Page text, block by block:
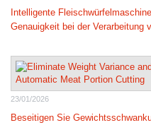
Intelligente
Genauigkeit bei der Verarbeitung
23/01/2026
Beseitigen Sie